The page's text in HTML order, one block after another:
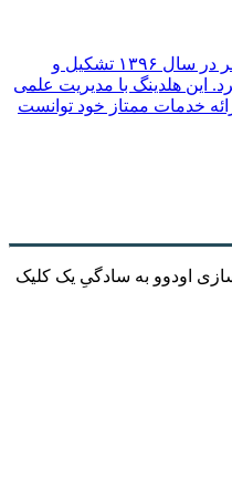
هلدینگ بازرگانی و سرمایه گذاری تچر در سال ۱۳۹۶ تشکیل و
این هلدینگ با مدیریت علمی
خدمات ممتاز خود توانست
اودوو به سادگیِ یک کلیک